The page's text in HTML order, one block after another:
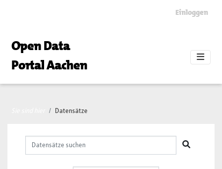
Einloggen
Open Data
Portal Aachen
Datensätze